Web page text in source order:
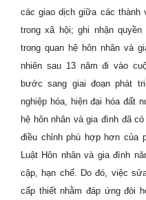
các giao dịch giữa các thành
trong xã hội; ghi nhận
trong quan hệ hôn nhân và
nhiên sau 13 năm đi vào
bước sang giai đoạn phát
nghiệp hóa, hiện đại hóa đất
hệ hôn nhân và gia đình đã
điều chỉnh phù hợp hơn của
Luật Hôn nhân và gia đình
cập, hạn chế. Do đó, việc
cấp thiết nhằm đáp ứng đòi